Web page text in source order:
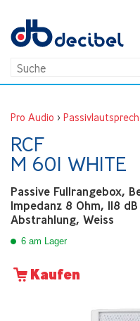
Pro Audio >
RCF
M 601 WHITE
Passive Fullrangebox,
Impedanz 8 Ohm, 118
Abstrahlung, Weiss
6 am Lager
Kaufen